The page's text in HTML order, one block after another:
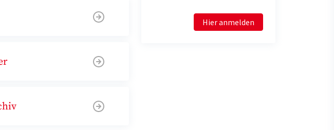
Hier anmelden